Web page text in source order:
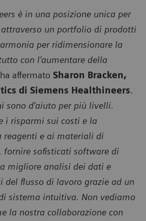
è in una posizione unica per
un portfolio di prodotti
per ridimensionare la
con l'aumentare della
affermato Sharon Bracken,
di Siemens Healthineers.
sono d’aiuto per più livelli.
i risparmi sui costi e la
reagenti e ai materiali di
fornire sofisticati software di
migliore analisi dei dati e
flusso di lavoro grazie ad un
sistema intuitiva. Non vediamo
la nostra collaborazione con